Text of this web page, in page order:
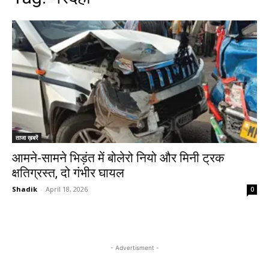
ताजा ख़बरें
आमने-सामने भिड़ंत में बोलेरो नियो और मिनी ट्रक
क्षतिग्रस्त, दो गंभीर घायल
Shadik - April 18, 2026 0
- Advertisment -